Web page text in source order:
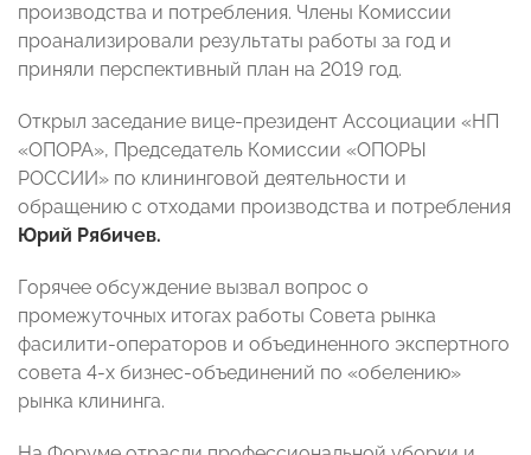
производства и потребления. Члены Комиссии
проанализировали результаты работы за год и
приняли перспективный план на 2019 год.
Открыл заседание вице-президент Ассоциации «НП
«ОПОРА», Председатель Комиссии «ОПОРЫ
РОССИИ» по клининговой деятельности и
обращению с отходами производства и потребления
Юрий Рябичев.
Горячее обсуждение вызвал вопрос о
промежуточных итогах работы Совета рынка
фасилити-операторов и объединенного экспертного
совета 4-х бизнес-объединений по «обелению»
рынка клининга.